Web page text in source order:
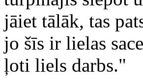
jāiet tālāk, tas
jo šīs ir lielas
ļoti liels darbs."